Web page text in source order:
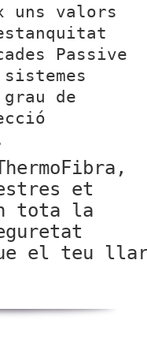
uns valors
Passive
de
et
tota la
el teu